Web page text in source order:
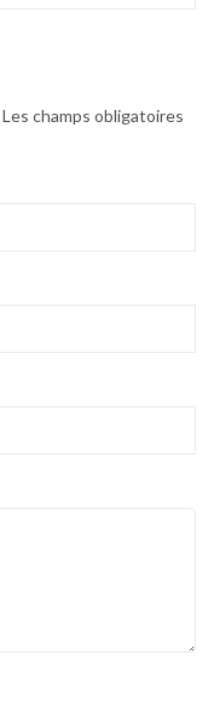
Les champs obligatoires